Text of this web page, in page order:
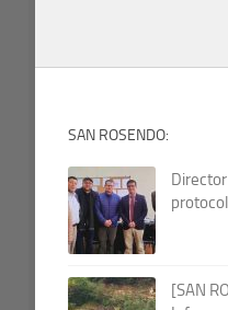
SAN ROSENDO:
[SAN